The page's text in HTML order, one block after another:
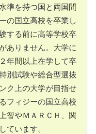
準を持つ国と両国間
の国立高校を卒業し
する前に高等学校卒
ありません。大学に
年間以上在学して卒
別試験や総合型選抜
ク上の大学が目指せ
フィジーの国立高校
智やＭＡＲＣＨ、関
ています。